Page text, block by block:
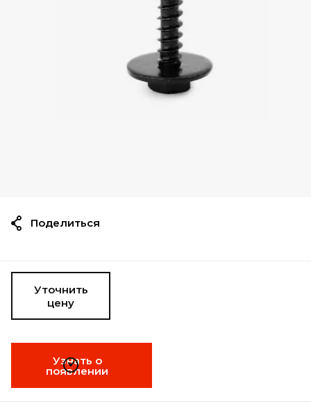
Уточнить
цену
Узнать о
появлении
Поделиться